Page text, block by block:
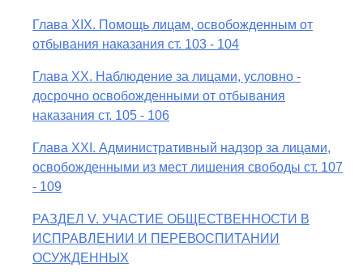
Глава XIX. Помощь лицам, освобожденным от
отбывания наказания ст. 103 - 104
Глава XX. Наблюдение за лицами, условно -
досрочно освобожденными от отбывания
наказания ст. 105 - 106
Глава XXI. Административный надзор за лицами,
освобожденными из мест лишения свободы ст. 107
- 109
РАЗДЕЛ V. УЧАСТИЕ ОБЩЕСТВЕННОСТИ В
ИСПРАВЛЕНИИ И ПЕРЕВОСПИТАНИИ
ОСУЖДЕННЫХ